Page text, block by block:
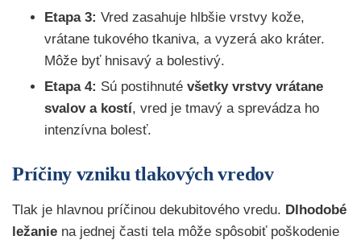
Etapa 3: Vred zasahuje hlbšie vrstvy kože,
vrátane tukového tkaniva, a vyzerá ako kráter.
Môže byť hnisavý a bolestivý.
Etapa 4: Sú postihnuté všetky vrstvy vrátane
svalov a kostí, vred je tmavý a sprevádza ho
intenzívna bolesť.
Príčiny vzniku tlakových vredov
Tlak je hlavnou príčinou dekubitového vredu. Dlhodobé
ležanie na jednej časti tela môže spôsobiť poškodenie